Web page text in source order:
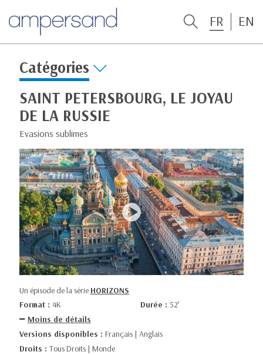
FR EN
Catégories
SAINT PETERSBOURG, LE JOYAU
DE LA RUSSIE
Evasions sublimes
Un épisode de la série HORIZONS
Format : 4K Durée : 52’
Moins de détails
Versions disponibles : Français | Anglais
Droits : Tous Droits | Monde